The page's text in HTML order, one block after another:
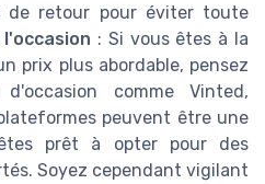
de retour pour éviter toute
: Si vous êtes à la
prix plus abordable, pensez
comme Vinted,
peuvent être une
prêt à opter pour des
Soyez cependant vigilant